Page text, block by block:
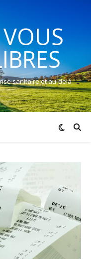
sanitaire et au-delà